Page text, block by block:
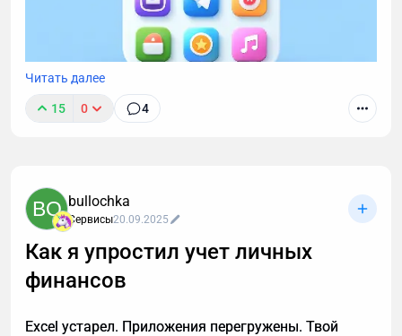
В прошлой статье обсудили идею "мессенджер как
нативными приложениями и Telegram Mini Apps.
Речь пойдет о глобальных отличиях, которые
сильнее всего влияют на принятие решения
бизнеса о выборе того или иного сервиса/
платформы.
Читать далее
15 0 4
BO bullochka
Сервисы20.09.2025
Как я упростил учет личных
финансов
Excel устарел. Приложения перегружены. Твой